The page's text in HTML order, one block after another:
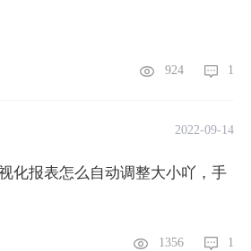
924 1
2022-09-14
化报表怎么自动调整大小吖，手
1356 1